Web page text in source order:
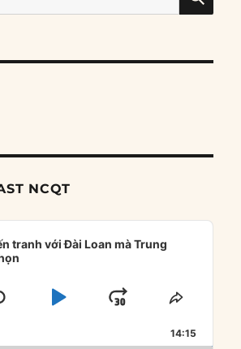
NCQT
tranh với Đài Loan mà Trung
PLAYJUMP
FORWARD
SHARE
14:15